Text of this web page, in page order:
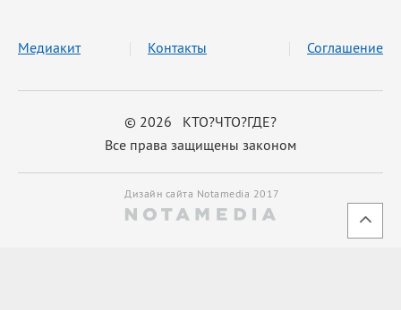
© 2026 КТО?ЧТО?ГДЕ?
Все права защищены законом
Медиакит Контакты Соглашение
Дизайн сайта Notamedia 2017